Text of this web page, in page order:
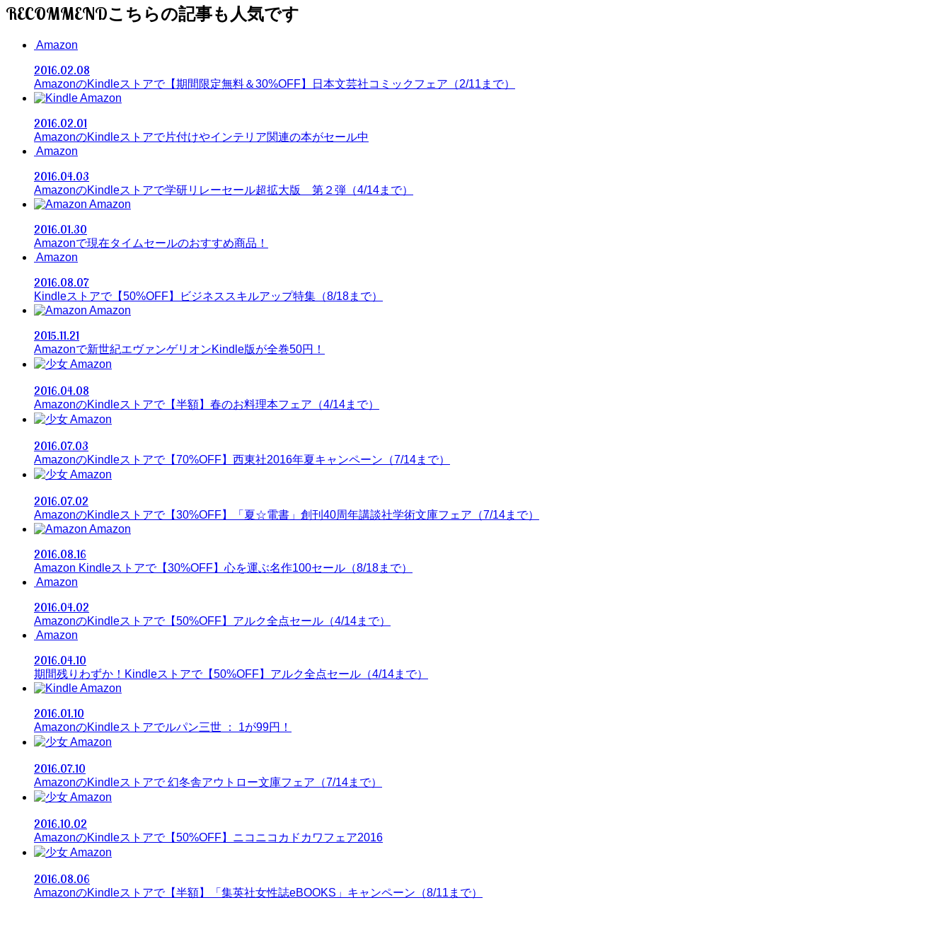
RECOMMEND
Amazon
2016.02.08
AmazonのKindleストアで【期間限定無料＆30%OFF】日本文芸社コミックフェア（2/11まで）
Amazon
2016.02.01
AmazonのKindleストアで片付けやインテリア関連の本がセール中
Amazon
2016.04.03
AmazonのKindleストアで学研リレーセール超拡大版 第２弾（4/14まで）
Amazon
2016.01.30
Amazonで現在タイムセールのおすすめ商品！
Amazon
2016.08.07
Kindleストアで【50%OFF】ビジネススキルアップ特集（8/18まで）
Amazon
2015.11.21
Amazonで新世紀エヴァンゲリオンKindle版が全巻50円！
Amazon
2016.04.08
AmazonのKindleストアで【半額】春のお料理本フェア（4/14まで）
Amazon
2016.07.03
AmazonのKindleストアで【70%OFF】西東社2016年夏キャンペーン（7/14まで）
Amazon
2016.07.02
AmazonのKindleストアで【30%OFF】「夏☆電書」創刊40周年講談社学術文庫フェア（7/14まで）
Amazon
2016.08.16
Amazon Kindleストアで【30%OFF】心を運ぶ名作100セール（8/18まで）
Amazon
2016.04.02
AmazonのKindleストアで【50%OFF】アルク全点セール（4/14まで）
Amazon
2016.04.10
期間残りわずか！Kindleストアで【50%OFF】アルク全点セール（4/14まで）
Amazon
2016.01.10
AmazonのKindleストアでルパン三世 ： 1が99円！
Amazon
2016.07.10
AmazonのKindleストアで 幻冬舎アウトロー文庫フェア（7/14まで）
Amazon
2016.10.02
AmazonのKindleストアで【50%OFF】ニコニコカドカワフェア2016
Amazon
2016.08.06
AmazonのKindleストアで【半額】「集英社女性誌eBOOKS」キャンペーン（8/11まで）